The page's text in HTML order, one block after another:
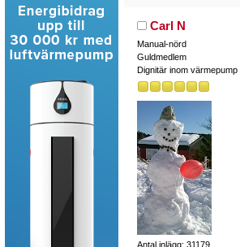
Carl N
Manual-nörd
Guldmedlem
Dignitär inom värmepump
Antal inlägg: 31179